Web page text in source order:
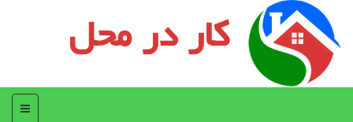
کار در محل
منو